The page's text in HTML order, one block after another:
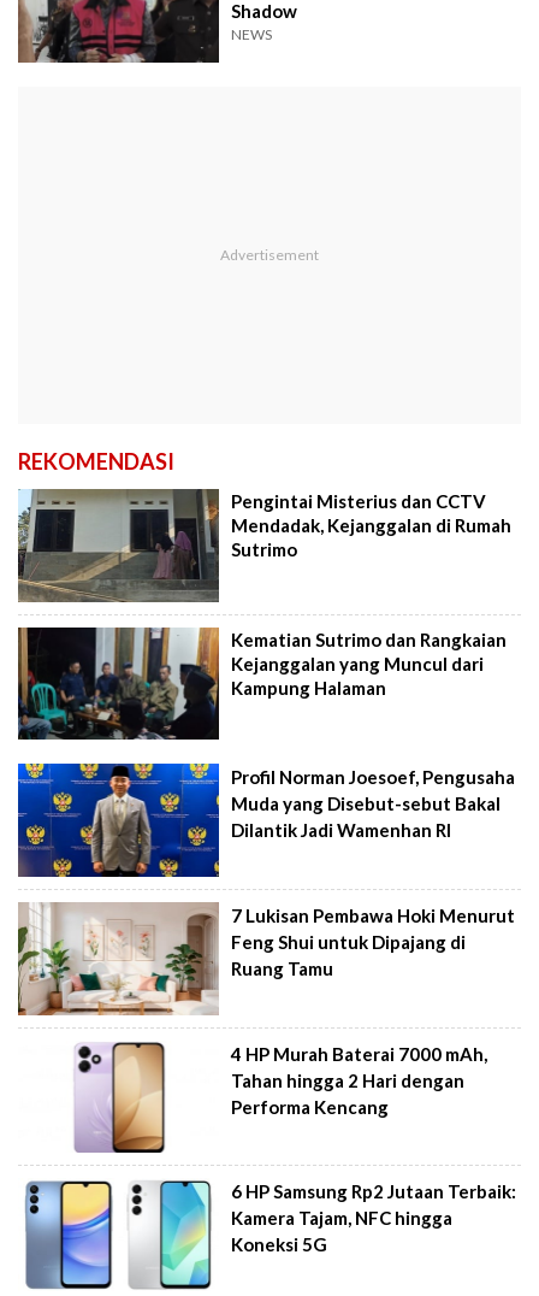
Shadow
NEWS
REKOMENDASI
Pengintai Misterius dan CCTV
Mendadak, Kejanggalan di Rumah
Sutrimo
Kematian Sutrimo dan Rangkaian
Kejanggalan yang Muncul dari
Kampung Halaman
Profil Norman Joesoef, Pengusaha
Muda yang Disebut-sebut Bakal
Dilantik Jadi Wamenhan RI
7 Lukisan Pembawa Hoki Menurut
Feng Shui untuk Dipajang di
Ruang Tamu
4 HP Murah Baterai 7000 mAh,
Tahan hingga 2 Hari dengan
Performa Kencang
6 HP Samsung Rp2 Jutaan Terbaik:
Kamera Tajam, NFC hingga
Koneksi 5G